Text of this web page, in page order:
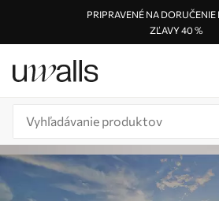
PRIPRAVENÉ NA DORUČENIE
ZĽAVY 40 %